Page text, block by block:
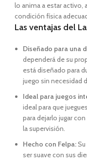
lo anima a estar activo,
condición física
Las ventajas del
Diseñado para una
dependerá de su
está diseñado para
juego sin necesidad
Ideal para juegos
ideal para que
para dejarlo jugar
la supervisión.
Hecho con Felpa:
ser suave con sus